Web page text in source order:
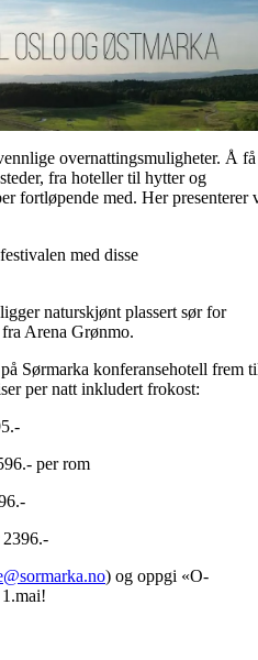
overnattingsmuligheter. Å få
fra hoteller til hytter og
fortløpende med. Her presenterer
med disse
ligger naturskjønt plassert sør for
Arena Grønmo.
Sørmarka konferansehotell frem
per natt inkludert frokost:
per rom
) og oppgi «O-